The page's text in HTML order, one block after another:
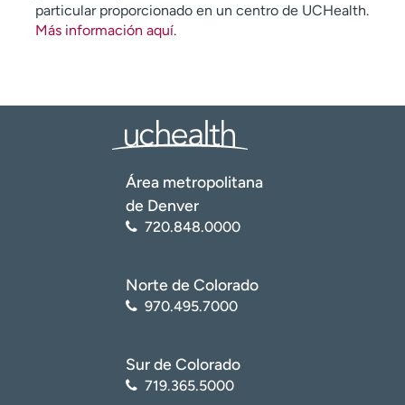
particular proporcionado en un centro de UCHealth.
Más información aquí.
Área metropolitana
de Denver
720.848.0000
Norte de Colorado
970.495.7000
Sur de Colorado
719.365.5000